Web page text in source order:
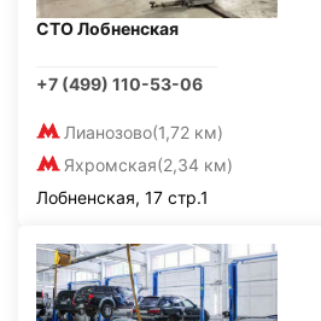
СТО Лобненская
+7 (499) 110-53-06
Лианозово(1,72 км)
Яхромская(2,34 км)
Лобненская, 17 стр.1